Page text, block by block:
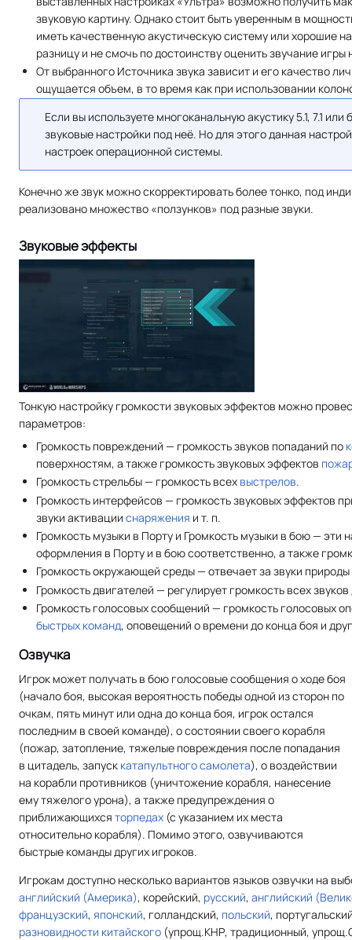
звуковую картину. Однако стоит быть уверенным в
иметь качественную акустическую систему или хорошие
разницу и не смочь по достоинству оценить звучание
От выбранного Источника звука зависит и его качество
ощущается объем, в то время как при использовании
Если вы используете многоканальную акустику 5.1, 7.1
звуковые настройки под неё. Но для этого данная
настроек операционной системы.
Конечно же звук можно скорректировать более тонко, под
реализовано множество «ползунков» под разные звуки.
Звуковые эффекты
Тонкую настройку громкости звуковых эффектов можно
параметров:
Громкость повреждений — громкость звуков попаданий по
поверхностям, а также громкость звуковых эффектов
Громкость стрельбы — громкость всех выстрелов.
Громкость интерфейсов — громкость звуковых эффектов
звуки активацииснаряжения и т. п.
Громкость музыки в Порту и Громкость музыки в бою — эти
оформления в Порту и в бою соответственно, а также
Громкость окружающей среды — отвечает за звуки
Громкость двигателей — регулирует громкость всех звуков
Громкость голосовых сообщений — громкость голосовых
быстрых команд, оповещений о времени до конца боя и
Озвучка
Игрок может получать в бою голосовые сообщения о ходе боя
(начало боя, высокая вероятность победы одной из сторон по
очкам, пять минут или одна до конца боя, игрок остался
последним в своей команде), о состоянии своего корабля
(пожар, затопление, тяжелые повреждения после попадания
в цитадель, запуск катапультного самолета), о воздействии
на корабли противников (уничтожение корабля, нанесение
ему тяжелого урона), а также предупреждения о
приближающихся торпедах (с указанием их места
относительно корабля). Помимо этого, озвучиваются
быстрые команды других игроков.
Игрокам доступно несколько вариантов языков озвучки на
английский (Америка), корейский, русский, английский
французский, японский, голландский, польский,
разновидности китайского (упрощ.КНР, традиционный,